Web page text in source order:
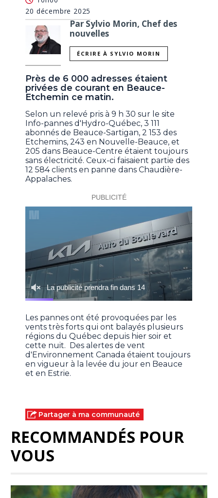
20 décembre 2025
Par Sylvio Morin, Chef des
nouvelles
ÉCRIRE À SYLVIO MORIN
Près de 6 000 adresses étaient
privées de courant en Beauce-
Etchemin ce matin.
Selon un relevé pris à 9 h 30 sur le site
Info-pannes d'Hydro-Québec, 3 111
abonnés de Beauce-Sartigan, 2 153 des
Etchemins, 243 en Nouvelle-Beauce, et
205 dans Beauce-Centre étaient toujours
sans électricité. Ceux-ci faisaient partie des
12 584 clients en panne dans Chaudière-
Appalaches.
Les pannes ont été provoquées par les
vents très forts qui ont balayés plusieurs
régions du Québec depuis hier soir et
cette nuit. Des alertes de vent
d'Environnement Canada étaient toujours
en vigueur à la levée du jour en Beauce
et en Estrie.
Partager à ma communauté
RECOMMANDÉS POUR
VOUS